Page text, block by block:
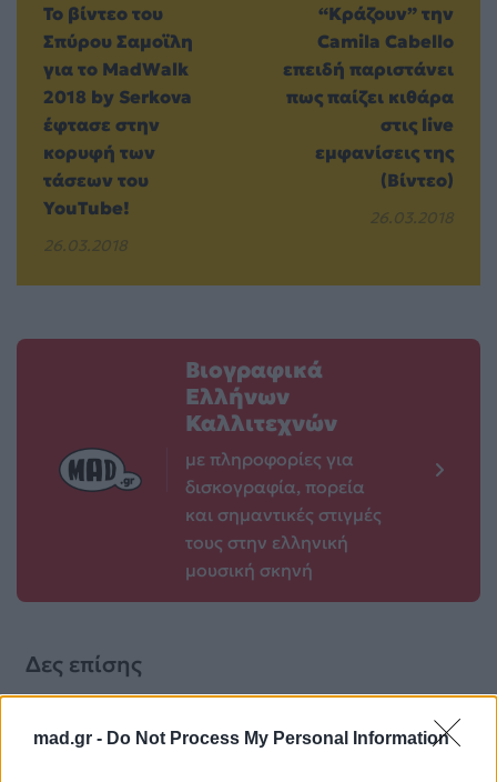
mad.gr - Do Not Process My Personal Information
Το βίντεο του
Σπύρου Σαμοϊλη
για το MadWalk
2018 by Serkova
έφτασε στην
κορυφή των
τάσεων του
YouTube!
26.03.2018
“Κράζουν” την
Camila Cabello
επειδή παριστάνει
πως παίζει κιθάρα
στις live
εμφανίσεις της
(Βίντεο)
26.03.2018
Βιογραφικά
Ελλήνων
Καλλιτεχνών
με πληροφορίες για
δισκογραφία, πορεία
και σημαντικές στιγμές
τους στην ελληνική
μουσική σκηνή
Δες επίσης